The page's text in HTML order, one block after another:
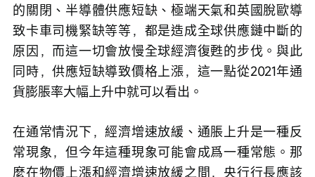
的關閉、半導體供應短缺、極端天氣和英國脫歐導
致卡車司機緊缺等等，都是造成全球供應鏈中斷的
原因，而這一切會放慢全球經濟復甦的步伐。與此
同時，供應短缺導致價格上漲，這一點從2021年通
貨膨脹率大幅上升中就可以看出。
在通常情況下，經濟增速放緩、通脹上升是一種反
常現象，但今年這種現象可能會成爲一種常態。那
麼在物價上漲和經濟增速放緩之間，央行行長應該